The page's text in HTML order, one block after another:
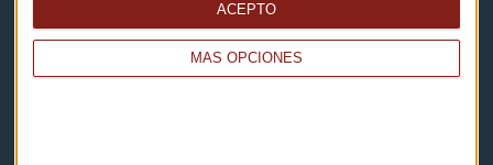
MÁS OPCIONES
ACEPTO
Eventos
Consultorios